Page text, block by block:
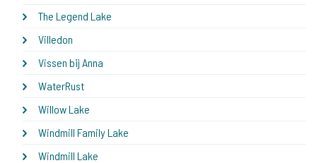
The Legend Lake
Villedon
Vissen bij Anna
WaterRust
Willow Lake
Windmill Family Lake
Windmill Lake